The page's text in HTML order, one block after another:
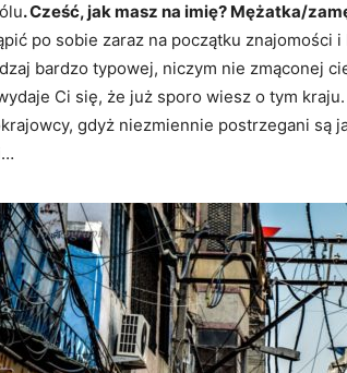
. Cześć, jak masz na imię? Mężatka/
po sobie zaraz na początku znajomości
bardzo typowej, niczym nie zmąconej
Ci się, że już sporo wiesz o tym
gdyż niezmiennie postrzegani są